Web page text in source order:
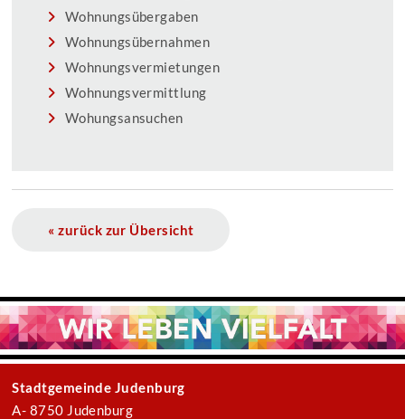
Wohnungsübergaben
Wohnungsübernahmen
Wohnungsvermietungen
Wohnungsvermittlung
Wohungsansuchen
« zurück zur Übersicht
Stadtgemeinde Judenburg
A- 8750 Judenburg